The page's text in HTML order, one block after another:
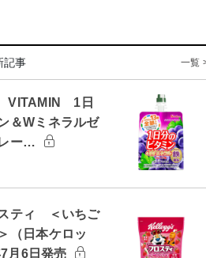
記事 一覧
VITAMIN 1日
＆Wミネラルゼ
ー…
ティ ＜いちご
（日本ケロッ
月6日発売